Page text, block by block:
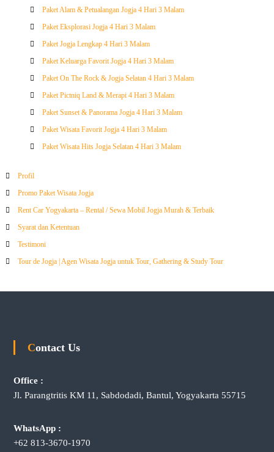
Paket Alam & Petualangan Jogja 4 Hari 3 Malam
Paket Eksplorasi Jogja 4 Hari 3 Malam
Paket Jogja Lengkap 4 Hari 3 Malam
Paket Keluarga Favorit Jogja 4 Hari 3 Malam
Paket On The Rock & Jogja Selatan 4 Hari 3 Malam
Paket Pictniq Land & Merapi 4 Hari 3 Malam
Paket Sunset & Panorama Jogja 4 Hari 3 Malam
Paket Wisata Favorit Jogja 4 Hari 3 Malam
Paket Wisata Hits Jogja Selatan 4 Hari 3 Malam
Profil
Promo Paket Wisata Jogja
Rent Car Yogyakarta – Rental / Sewa Mobil Jogja Murah & Terbaik
Syarat dan Ketentuan
Testimoni
Tour de Jogja | Agen Wisata Jogja untuk Tour, Gathering & Study Tour
Contact Us
Office :
Jl. Parangtritis KM 11, Sabdodadi, Bantul, Yogyakarta 55715
WhatsApp :
+62 813-3670-1970